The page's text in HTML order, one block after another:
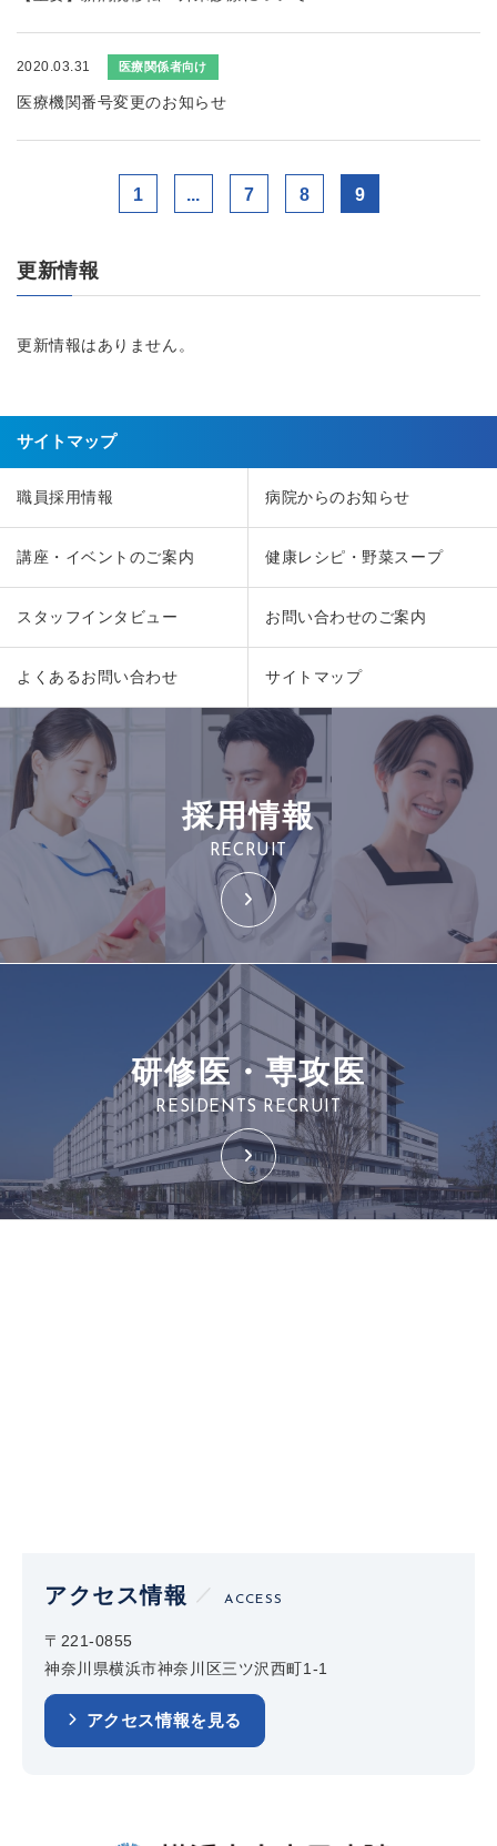
2020.03.31 医療関係者向け
医療機関番号変更のお知らせ
1 ... 7 8 9
更新情報
更新情報はありません。
サイトマップ
職員採用情報 病院からのお知らせ
講座・イベントのご案内 健康レシピ・野菜スープ
スタッフインタビュー お問い合わせのご案内
よくあるお問い合わせ サイトマップ
採用情報
RECRUIT
研修医・専攻医
RESIDENTS RECRUIT
アクセス情報 ACCESS
〒221-0855
神奈川県横浜市神奈川区三ツ沢西町1-1
アクセス情報を見る